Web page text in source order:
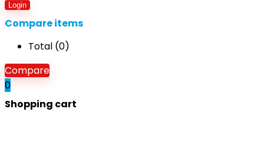
Login
Compare items
Total (0)
Compare
0
Shopping cart